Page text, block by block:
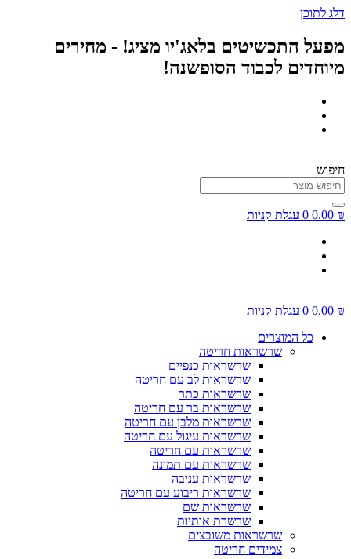
דלג לתוכן
מפעל התכשיטים בלאג'יו מציג! - מחירים
מיוחדים לכבוד הסופשנה!
חיפוש
0.00 ₪
0 עגלת קניות
0.00 ₪
0 עגלת קניות
כל המוצרים
שרשראות חריטה
שרשראות כנפיים
שרשראות לב עם חריטה
שרשראות כתר
שרשראות בר עם חריטה
שרשראות מלבן עם חריטה
שרשראות עיגול עם חריטה
שרשראות עם חריטה
שרשראות עם תמונה
שרשראות עניבה
שרשראות ריבוע עם חריטה
שרשראות שם
שרשרת אותיות
שרשראות משובצים
צמידים חריטה